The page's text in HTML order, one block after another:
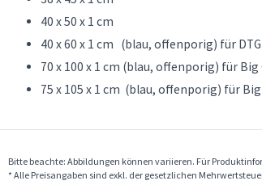
40 x 50 x 1 cm
40 x 60 x 1 cm (blau, offenporig) für DTG
70 x 100 x 1 cm (blau, offenporig) für
75 x 105 x 1 cm (blau, offenporig) für
Bitte beachte: Abbildungen können variieren. Für
* Alle Preisangaben sind exkl. der gesetzlichen